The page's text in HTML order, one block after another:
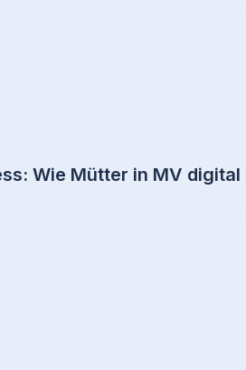
Wie Mütter in MV